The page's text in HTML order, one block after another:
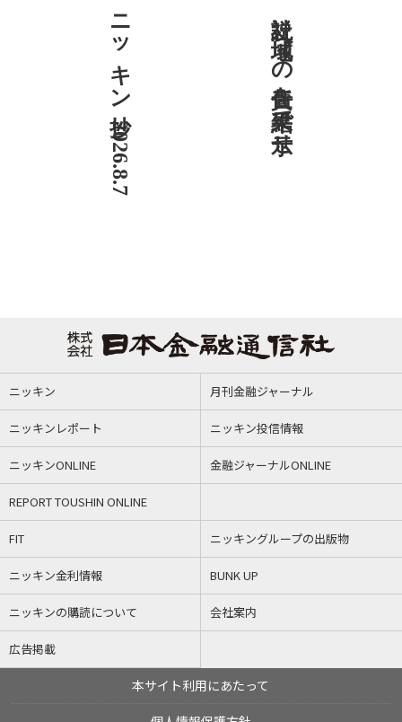
ニッキン抄 2026.8.7 社説 地域への責任を結果で示せ
ニッキン 月刊金融ジャーナル
ニッキンレポート ニッキン投信情報
ニッキンONLINE 金融ジャーナルONLINE
REPORT TOUSHIN ONLINE
FIT ニッキングループの出版物
ニッキン金利情報 BUNK UP
ニッキンの購読について 会社案内
広告掲載
本サイト利用にあたって